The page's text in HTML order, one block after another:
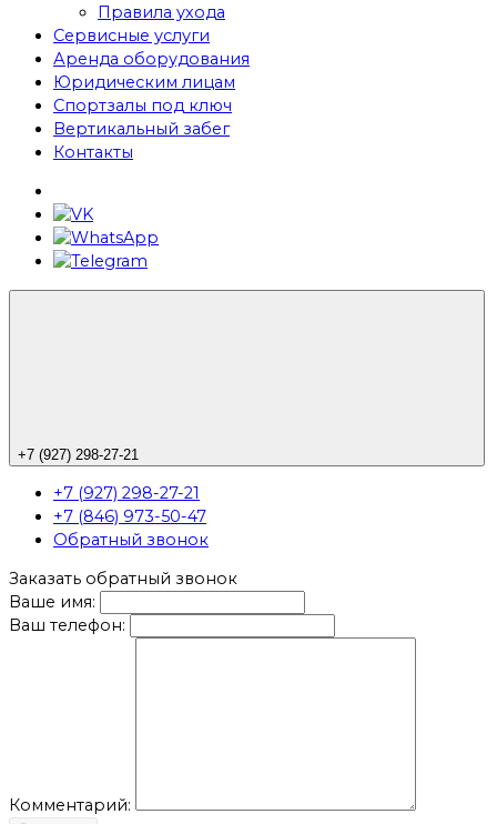
Правила ухода
Сервисные услуги
Аренда оборудования
Юридическим лицам
Спортзалы под ключ
Вертикальный забег
Контакты
+7 (927) 298-27-21
+7 (927) 298-27-21
+7 (846) 973-50-47
Обратный звонок
Заказать обратный звонок
Ваше имя:
Ваш телефон:
Комментарий: